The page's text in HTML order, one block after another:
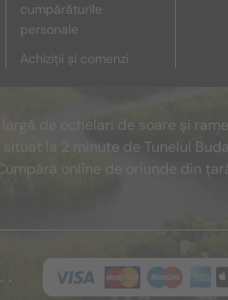
cumpărăturile
personale
Achiziții și comenzi
de ochelari de soare și
la 2 minute de Tunelul
online de oriunde din